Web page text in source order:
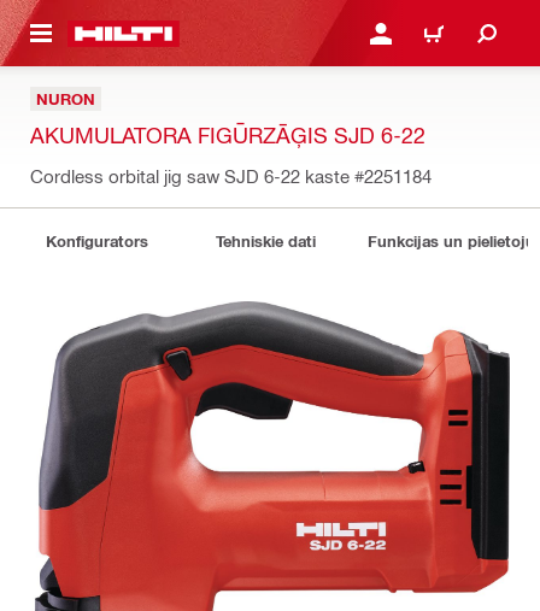
SATURU PIESLĒGTIES VAI
IEPIRKŠANĀS
NURON
AKUMULATORA FIGŪRZĀĢIS SJD 6-22
Cordless orbital jig saw SJD 6-22 kaste #2251184
Konfigurators Tehniskie dati Funkcijas un